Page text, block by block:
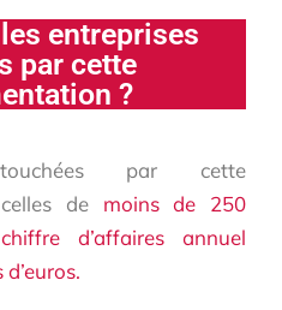
entreprises
par cette
?
par cette
de moins de 250
d’affaires annuel